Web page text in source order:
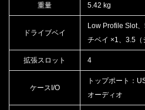
重量 5.42 kg
ドライブベイ
Low Profile Slot
チベイ ×1、3.5（
拡張スロット 4
ケースI/O
トップポート：
オーディオ